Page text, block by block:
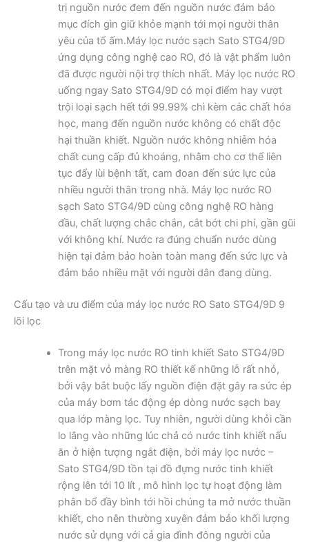
trị nguồn nước đem đến nguồn nước đảm bảo
mục đích gìn giữ khỏe mạnh tới mọi người thân
yêu của tổ ấm.Máy lọc nước sạch Sato STG4/9D
ứng dụng công nghệ cao RO, đó là vật phẩm luôn
đã được người nội trợ thích nhất. Máy lọc nước RO
uống ngay Sato STG4/9D có mọi điểm hay vượt
trội loại sạch hết tới 99.99% chì kèm các chất hóa
học, mang đến nguồn nước không có chất độc
hại thuần khiết. Nguồn nước không nhiễm hóa
chất cung cấp đủ khoáng, nhằm cho cơ thể liên
tục đẩy lùi bệnh tất, cam đoan đến sức lực của
nhiều người thân trong nhà. Máy lọc nước RO
sạch Sato STG4/9D cùng công nghệ RO hàng
đầu, chất lượng chắc chắn, cắt bớt chi phí, gần gũi
với không khí. Nước ra đúng chuẩn nước dùng
hiện tại đảm bảo hoàn toàn mang đến sức lực và
đảm bảo nhiều mặt với người dân đang dùng.
Cấu tạo và ưu điểm của máy lọc nước RO Sato STG4/9D 9
lõi lọc
Trong máy lọc nước RO tinh khiết Sato STG4/9D
trên mặt vỏ màng RO thiết kế những lỗ rất nhỏ,
bởi vậy bắt buộc lấy nguồn điện đặt gây ra sức ép
của máy bơm tác động ép dòng nước sạch bay
qua lớp màng lọc. Tuy nhiên, người dùng khỏi cần
lo lắng vào những lúc chả có nước tinh khiết nấu
ăn ở hiện tượng ngắt điện, bởi máy lọc nước –
Sato STG4/9D tồn tại đồ đựng nước tinh khiết
rộng lên tới 10 lít , mô hình lọc tự hoạt động làm
phân bổ đầy bình tới hồi chúng ta mở nước thuần
khiết, cho nên thường xuyên đảm bảo khối lượng
nước sử dụng với cả gia đình đông người của